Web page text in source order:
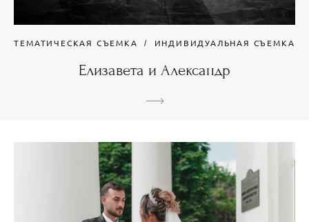
ТЕМАТИЧЕСКАЯ СЪЕМКА ИНДИВИДУАЛЬНАЯ СЪЕМКА
Елизавета и Александр